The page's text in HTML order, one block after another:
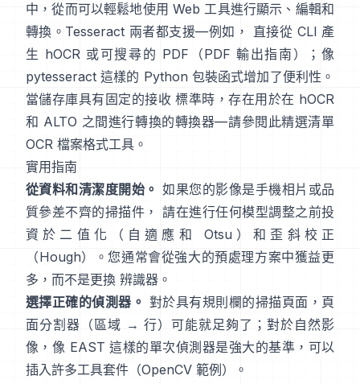
中，從而可以輕鬆地使用 Web 工具進行顯示、編輯和
轉換。Tesseract 兩者都支援—例如， 直接從 CLI 產
生 hOCR 或可搜尋的 PDF（PDF 輸出指南 ）；像
pytesseract 這樣的 Python 包裝函式增加了便利性。
當儲存庫具有固定的接收 標準時，存在用於在 hOCR
和 ALTO 之間進行轉換的轉換器—請參閱此精選清單
OCR 檔案格式工具 。
實用指南
從資料和清潔度開始。 如果您的影像是手機相片或品
質參差不齊的掃描件， 請在進行任何模型調整之前投
資於二值化（ 自適應和 Otsu）和歪斜校正
（Hough）。您通常會從強大的預處理方案中獲益更
多，而不是更換 辨識器。
選擇正確的偵測器。 對於具有規則欄的掃描頁面，頁
面分割器（區域 → 行）可能就足夠了；對於自然影
像，像 EAST 這樣的單次偵測器是強大的基準，可以
插入許多工具套件（OpenCV 範例 ）。